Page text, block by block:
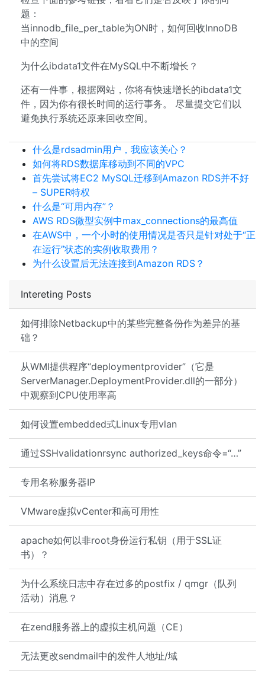
Intereting Posts
如何排除Netbackup中的某些完整备份作为差异的基
础？
从WMI提供程序“deploymentprovider”（它是
ServerManager.DeploymentProvider.dll的一部分）
中观察到CPU使用率高
如何设置embedded式Linux专用vlan
通过SSHvalidationrsync authorized_keys命令=“…”
专用名称服务器IP
VMware虚拟vCenter和高可用性
apache如何以非root身份运行私钥（用于SSL证
书）？
为什么系统日志中存在过多的postfix / qmgr（队列
活动）消息？
在zend服务器上的虚拟主机问题（CE）
无法更改sendmail中的发件人地址/域
题：
当innodb_file_per_table为ON时，如何回收InnoDB
中的空间
为什么ibdata1文件在MySQL中不断增长？
还有一件事，根据网站，你将有快速增长的ibdata1文
件，因为你有很长时间的运行事务。 尽量提交它们以
避免执行系统还原来回收空间。
什么是rdsadmin用户，我应该关心？
如何将RDS数据库移动到不同的VPC
首先尝试将EC2 MySQL迁移到Amazon RDS并不好
– SUPER特权
什么是“可用内存”？
AWS RDS微型实例中max_connections的最高值
在AWS中，一个小时的使用情况是否只是针对处于“正
在运行”状态的实例收取费用？
为什么设置后无法连接到Amazon RDS？